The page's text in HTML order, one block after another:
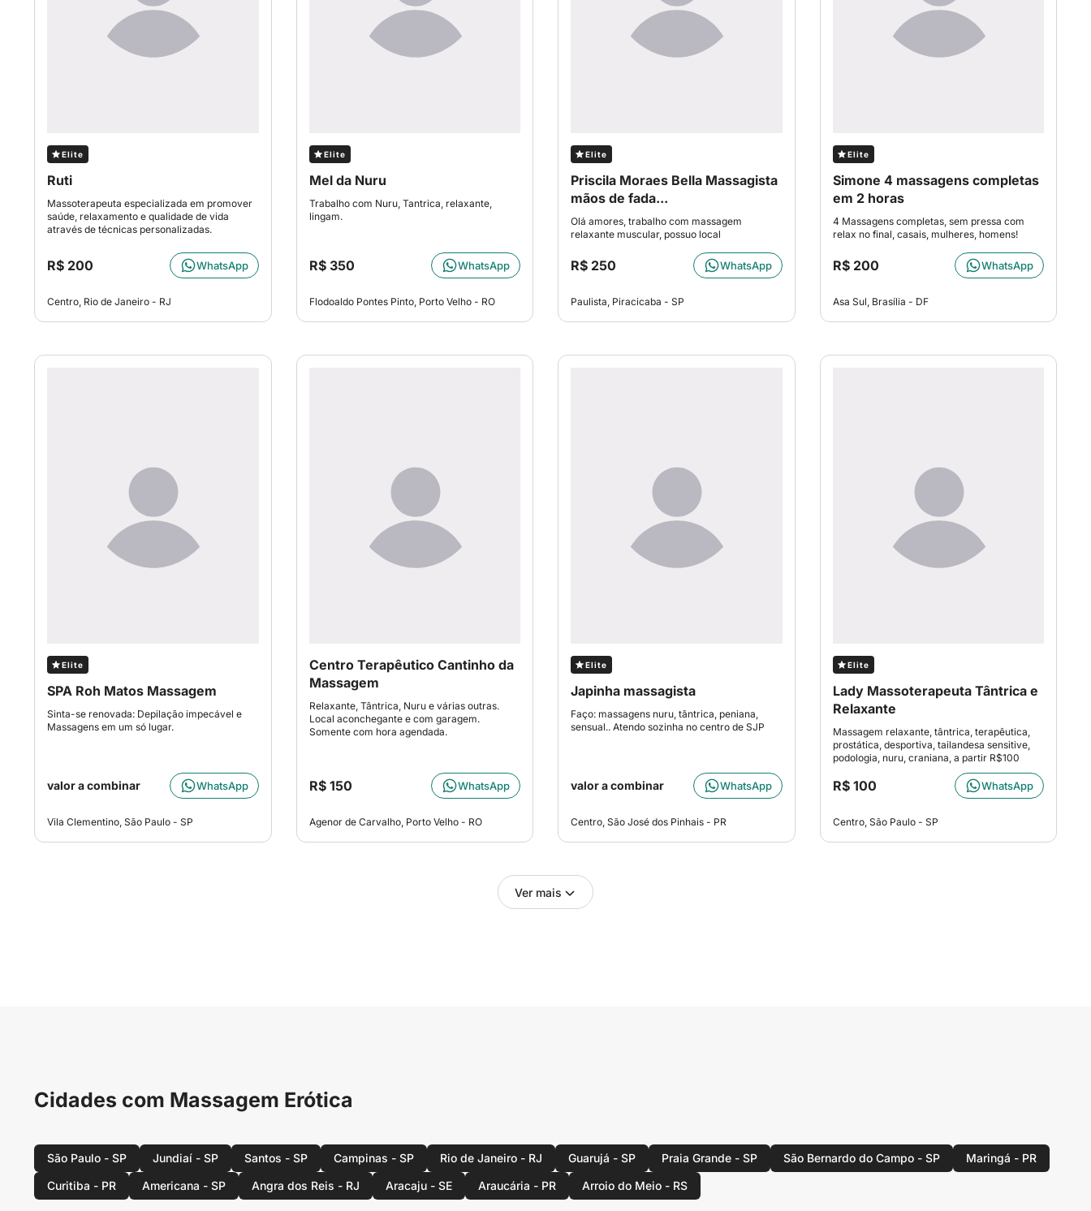
Elite
Ruti
Massoterapeuta especializada em promover
saúde, relaxamento e qualidade de vida
através de técnicas personalizadas.
R$ 200 WhatsApp
Centro, Rio de Janeiro - RJ
Elite
Mel da Nuru
Trabalho com Nuru, Tantrica, relaxante,
lingam.
R$ 350 WhatsApp
Flodoaldo Pontes Pinto, Porto Velho - RO
Elite
Priscila Moraes Bella Massagista
mãos de fada...
Olá amores, trabalho com massagem
relaxante muscular, possuo local
R$ 250 WhatsApp
Paulista, Piracicaba - SP
Elite
Simone 4 massagens completas
em 2 horas
4 Massagens completas, sem pressa com
relax no final, casais, mulheres, homens!
R$ 200 WhatsApp
Asa Sul, Brasília - DF
Elite
SPA Roh Matos Massagem
Sinta-se renovada: Depilação impecável e
Massagens em um só lugar.
valor a combinar WhatsApp
Vila Clementino, São Paulo - SP
Centro Terapêutico Cantinho da
Massagem
Relaxante, Tântrica, Nuru e várias outras.
Local aconchegante e com garagem.
Somente com hora agendada.
R$ 150 WhatsApp
Agenor de Carvalho, Porto Velho - RO
Elite
Japinha massagista
Faço: massagens nuru, tântrica, peniana,
sensual.. Atendo sozinha no centro de SJP
valor a combinar WhatsApp
Centro, São José dos Pinhais - PR
Elite
Lady Massoterapeuta Tântrica e
Relaxante
Massagem relaxante, tântrica, terapêutica,
prostática, desportiva, tailandesa sensitive,
podologia, nuru, craniana, a partir R$100
R$ 100 WhatsApp
Centro, São Paulo - SP
Ver mais
Cidades com Massagem Erótica
São Paulo - SP Jundiaí - SP Santos - SP Campinas - SP Rio de Janeiro - RJ Guarujá - SP Praia Grande - SP São Bernardo do Campo - SP
Maringá - PR
Curitiba - PR
Americana - SP Angra dos Reis - RJ Aracaju - SE Araucária - PR Arroio do Meio - RS